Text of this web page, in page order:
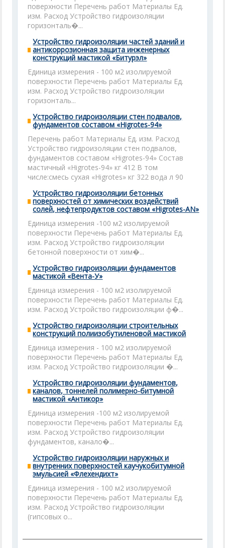
поверхности Перечень работ Материалы Ед.
изм. Расход Устройство гидроизоляции
горизонталь�...
Устройство гидроизоляции частей зданий и
антикоррозионная защита инженерных
конструкций мастикой «Битурэл»
Единица измерения - 100 м2 изолируемой
поверхности Перечень работ Материалы Ед.
изм. Расход Устройство гидроизоляции
горизонталь...
Устройство гидроизоляции стен подвалов,
фундаментов составом «Higrotes-94»
Перечень работ Материалы Ед. изм. Расход
Устройство гидроизоляции стен подвалов,
фундаментов составом «Higrotes-94» Состав
мастичный «Higrotes-94» кг 412 В том
числе:смесь сухая «Higrotes» кг 322 вода л 90
Устройство гидроизоляции бетонных
поверхностей от химических воздействий
солей, нефтепродуктов составом «Higrotes-AN»
Единица измерения -100 м2 изолируемой
поверхности Перечень работ Материалы Ед.
изм. Расход Устройство гидроизоляции
бетонной поверхности от хим�...
Устройство гидроизоляции фундаментов
мастикой «Вента-У»
Единица измерения - 100 м2 изолируемой
поверхности Перечень работ Материалы Ед.
изм. Расход Устройство гидроизоляции ф�...
Устройство гидроизоляции строительных
конструкций полиизобутиленовой мастикой
Единица измерения - 100 м2 изолируемой
поверхности Перечень работ Материалы Ед.
изм. Расход Устройство гидроизоляции �...
Устройство гидроизоляции фундаментов,
каналов, тоннелей полимерно-битумной
мастикой «Антикор»
Единица измерения -100 м2 изолируемой
поверхности Перечень работ Материалы Ед.
изм. Расход Устройство гидроизоляции
фундаментов, канало�...
Устройство гидроизоляции наружных и
внутренних поверхностей каучукобитумной
эмульсией «Флехендихт»
Единица измерения - 100 м2 изолируемой
поверхности Перечень работ Материалы Ед.
изм. Расход Устройство гидроизоляции
(гипсовых о...